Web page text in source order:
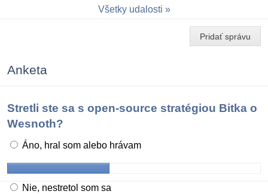
Všetky udalosti
Pridať správu
Anketa
Stretli ste sa s open-source stratégiou Bitka o
Wesnoth?
Áno, hral som alebo hrávam
Nie, nestretol som sa